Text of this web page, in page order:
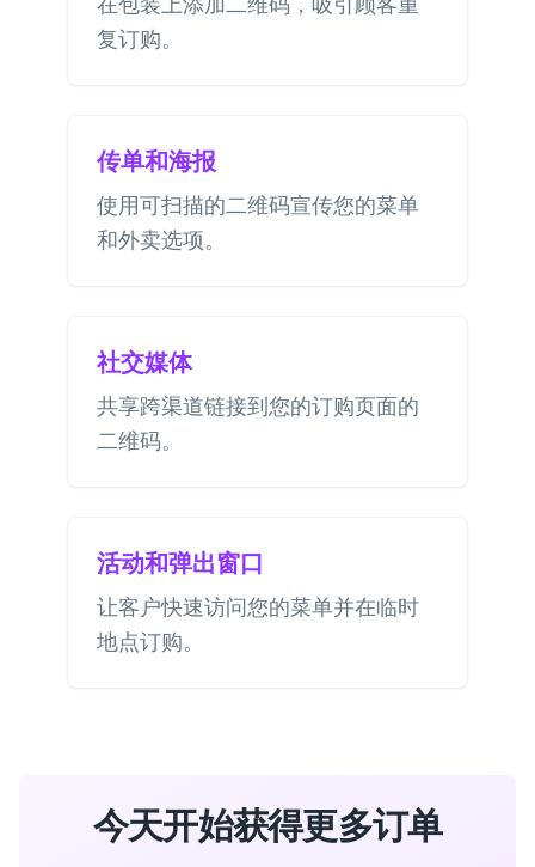
复订购。
传单和海报
使用可扫描的二维码宣传您的菜单
和外卖选项。
社交媒体
共享跨渠道链接到您的订购页面的
二维码。
活动和弹出窗口
让客户快速访问您的菜单并在临时
地点订购。
今天开始获得更多订单